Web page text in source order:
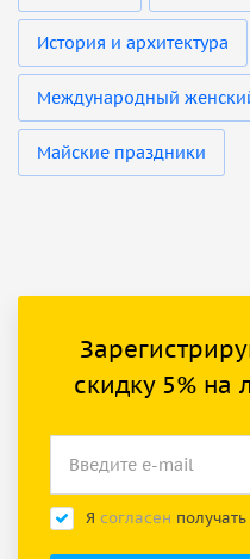
История и архитектура
Международный
Майские праздники
скидку 5%
Я согласен